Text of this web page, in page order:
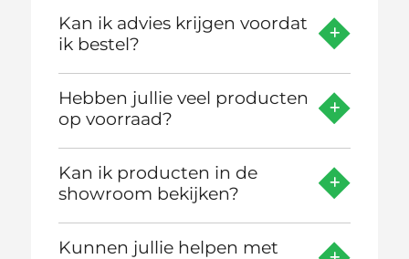
Kan ik advies krijgen voordat
ik bestel?
Hebben jullie veel producten
op voorraad?
Kan ik producten in de
showroom bekijken?
Kunnen jullie helpen met